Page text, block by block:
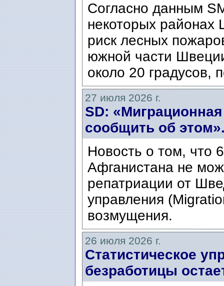
Согласно данным
некоторых районах
риск лесных
южной части
около 20 градусов,
27 июля 2026 г.
SD:
сообщить об
Новость о том, что
Афганистана не
репатриации от
управления
возмущения.
26 июля 2026 г.
Статистическое
безработицы